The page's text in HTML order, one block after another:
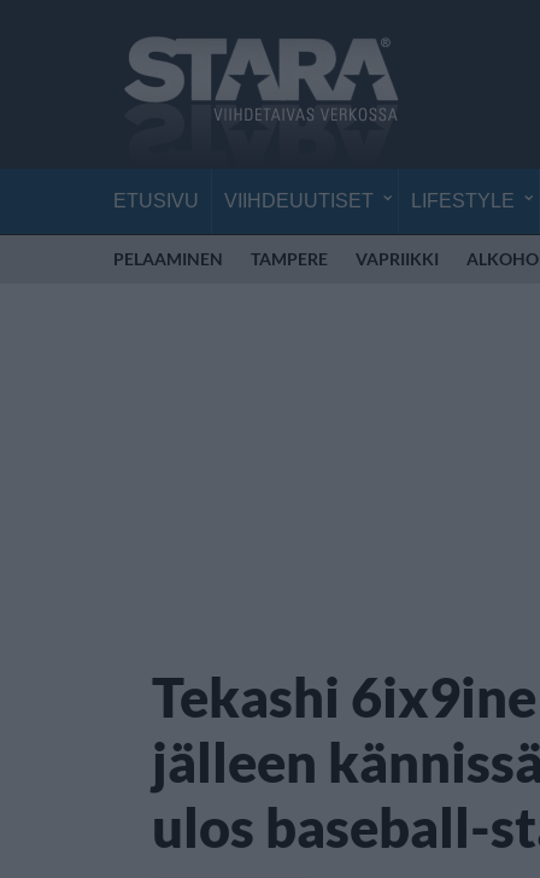
ETUSIVU VIIHDEUUTISET LIFESTYLE
PELAAMINEN TAMPERE VAPRIIKKI
Tekashi
jälleen
ulos baseball-